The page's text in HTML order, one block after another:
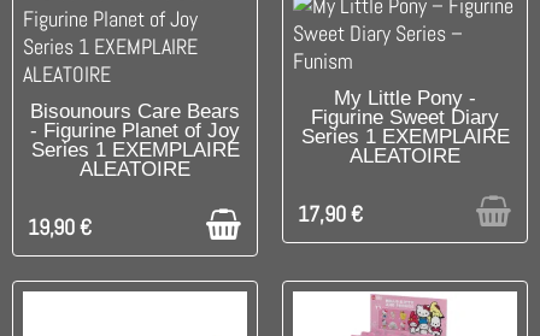
DISPONIBLE
Bisounours Care Bears
- Figurine Planet of Joy
Series 1 EXEMPLAIRE
ALEATOIRE
19,90 €
RUPTURE DE STOCK
My Little Pony -
Figurine Sweet Diary
Series 1 EXEMPLAIRE
ALEATOIRE
17,90 €